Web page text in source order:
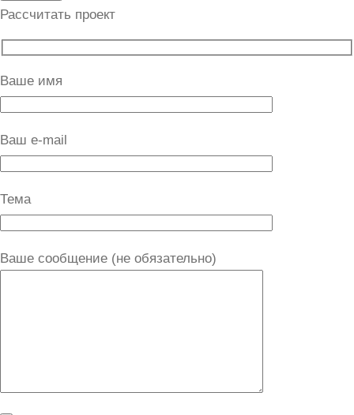
Рассчитать проект
Ваше имя
Ваш e-mail
Тема
Ваше сообщение (не обязательно)